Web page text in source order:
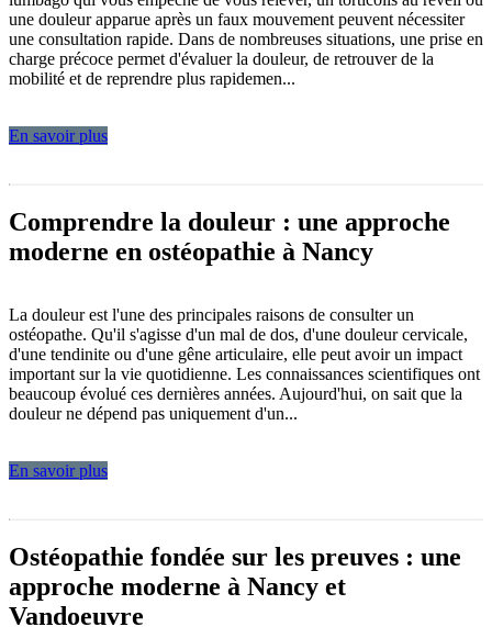
une douleur apparue après un faux mouvement peuvent nécessiter
une consultation rapide. Dans de nombreuses situations, une prise en
charge précoce permet d'évaluer la douleur, de retrouver de la
mobilité et de reprendre plus rapidemen...
En savoir plus
Comprendre la douleur : une approche
moderne en ostéopathie à Nancy
La douleur est l'une des principales raisons de consulter un
ostéopathe. Qu'il s'agisse d'un mal de dos, d'une douleur cervicale,
d'une tendinite ou d'une gêne articulaire, elle peut avoir un impact
important sur la vie quotidienne. Les connaissances scientifiques ont
beaucoup évolué ces dernières années. Aujourd'hui, on sait que la
douleur ne dépend pas uniquement d'un...
En savoir plus
Ostéopathie fondée sur les preuves : une
approche moderne à Nancy et
Vandoeuvre